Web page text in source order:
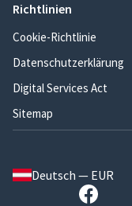
Richtlinien
Cookie-Richtlinie
Datenschutzerklärung
Digital Services Act
Sitemap
Deutsch — EUR